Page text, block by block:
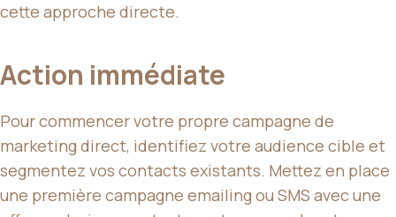
cette approche directe.
Action immédiate
Pour commencer votre propre campagne de
marketing direct, identifiez votre audience cible et
segmentez vos contacts existants. Mettez en place
une première campagne emailing ou SMS avec une